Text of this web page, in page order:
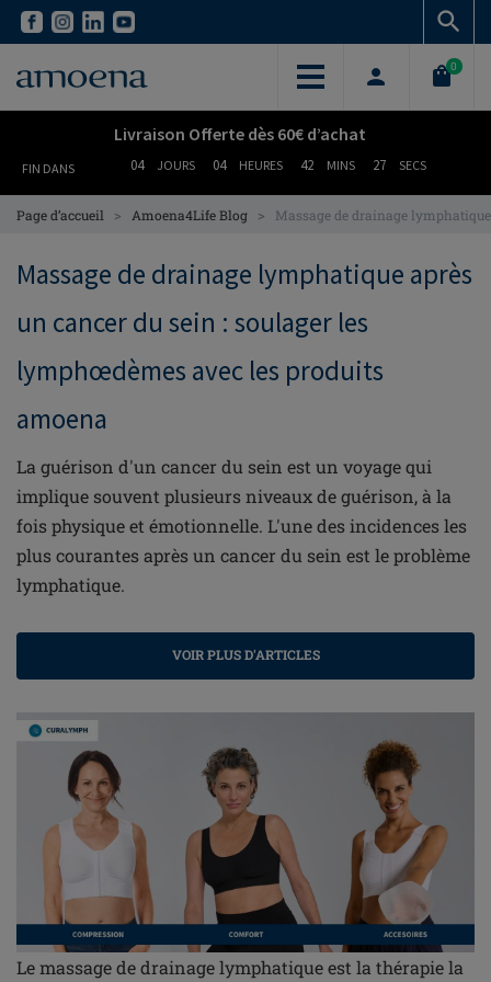
Skip
content
Skip
content
0
Livraison Offerte dès 60€ d’achat
FIN DANS 04 JOURS 04 HEURES 42 MINS 26 SECS
Page d’accueil > Amoena4Life Blog > Massage de drainage
Massage de drainage lymphatique après
un cancer du sein : soulager les
lymphœdèmes avec les produits
amoena
La guérison d'un cancer du sein est un voyage qui
implique souvent plusieurs niveaux de guérison, à la
fois physique et émotionnelle. L'une des incidences les
plus courantes après un cancer du sein est le problème
lymphatique.
VOIR PLUS D'ARTICLES
Le massage de drainage lymphatique est la thérapie la